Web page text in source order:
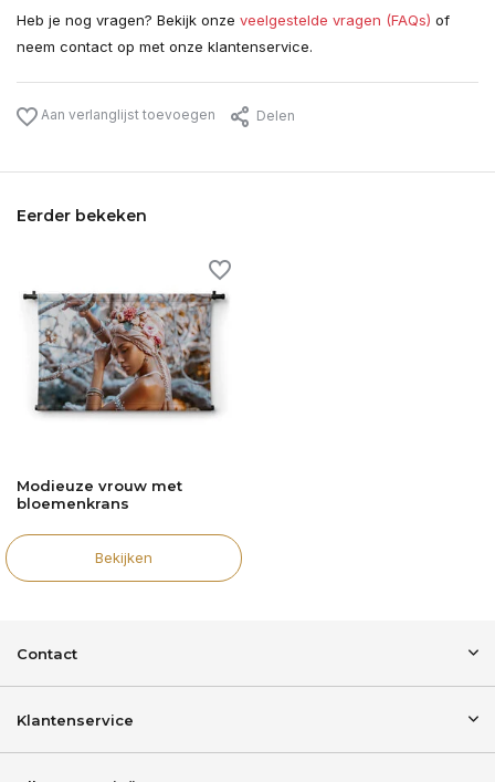
Heb je nog vragen? Bekijk onze veelgestelde vragen (FAQs) of
neem contact op met onze klantenservice.
Aan verlanglijst toevoegen Delen
Eerder bekeken
Modieuze vrouw met
bloemenkrans
Bekijken
Contact
Klantenservice